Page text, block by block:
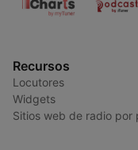
Recursos
Locutores
Widgets
Sitios web de radio por